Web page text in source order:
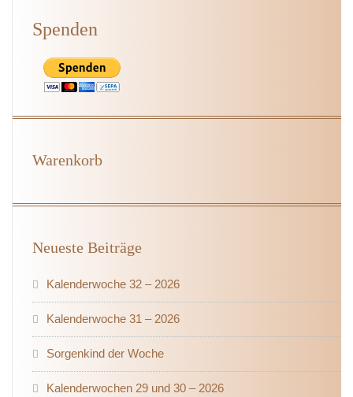
Spenden
Warenkorb
Neueste Beiträge
Kalenderwoche 32 – 2026
Kalenderwoche 31 – 2026
Sorgenkind der Woche
Kalenderwochen 29 und 30 – 2026